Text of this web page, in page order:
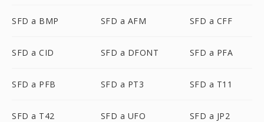
SFD a BMP SFD a AFM SFD a CFF
SFD a CID SFD a DFONT SFD a PFA
SFD a PFB SFD a PT3 SFD a T11
SFD a T42 SFD a UFO SFD a JP2